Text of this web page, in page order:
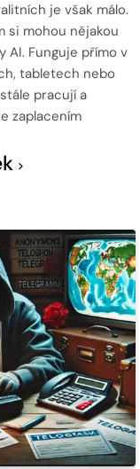
je však málo.
si mohou nějakou
AI. Funguje přímo v
tabletech nebo
pracují a
zaplacením